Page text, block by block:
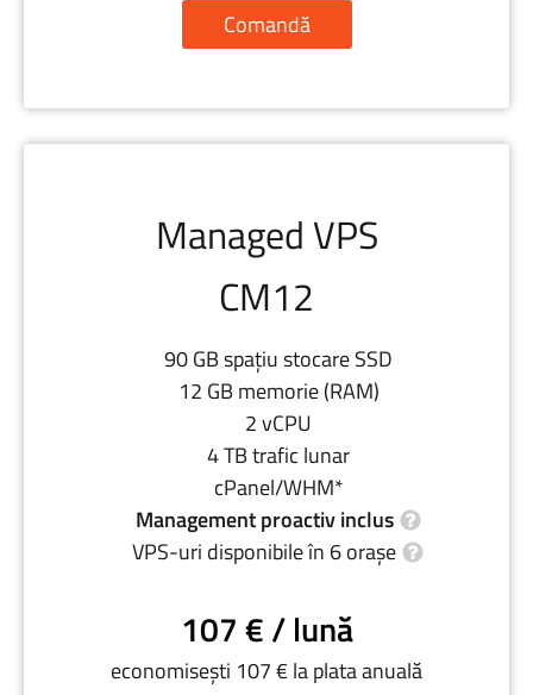
Comandă
Managed VPS
CM12
90 GB spațiu stocare SSD
12 GB memorie (RAM)
2 vCPU
4 TB trafic lunar
cPanel/WHM*
Management proactiv inclus
VPS-uri disponibile în 6 orașe
107 € / lună
economisești 107 € la plata anuală